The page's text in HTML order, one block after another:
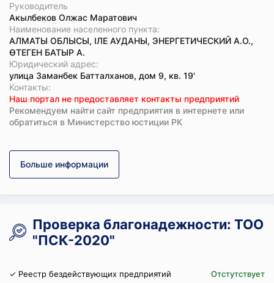
Руководитель
Акылбеков Олжас Маратович
Наименование населенного пункта:
АЛМАТЫ ОБЛЫСЫ, ІЛЕ АУДАНЫ, ЭНЕРГЕТИЧЕСКИЙ А.О.,
ӨТЕГЕН БАТЫР А.
Юридический адрес:
улица Заманбек Батталханов, дом 9, кв. 19'
Koнтaкты:
Наш портал не предоставляет контакты предприятий
Рекомендуем найти сайт предприятия в интернете или
обратиться в Министерство юстиции РК
Больше информации
Проверка благонадежности: ТОО
"ПСК-2020"
✓ Реестр бездействующих предприятий
Отстутствует